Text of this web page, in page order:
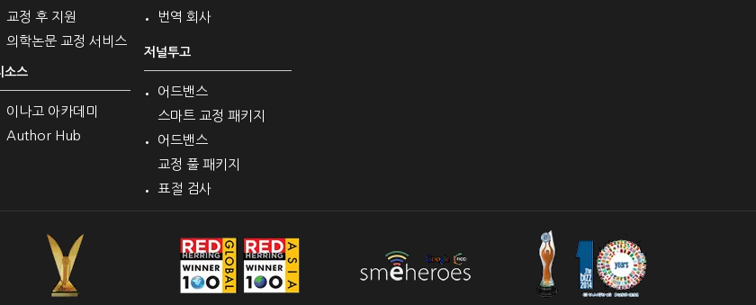
교정 후 지원
의학논문 교정 서비스
소스
이나고 아카데미
Author Hub
번역 회사
저널투고
어드밴스
스마트 교정 패키지
어드밴스
교정 풀 패키지
표절 검사